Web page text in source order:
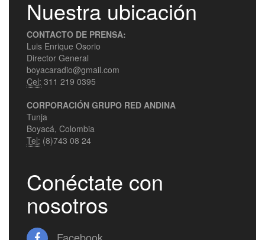
Nuestra ubicación
CONTACTO DE PRENSA:
Luis Enrique Osorio
Director General
boyacaradio@gmail.com
Cel: 311 219 0395
CORPORACIÓN GRUPO RED ANDINA
Tunja
Boyacá, Colombia
Tel: (8)743 08 24
Conéctate con
nosotros